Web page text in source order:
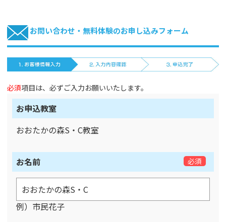
お問い合わせ・無料体験のお申し込みフォーム
必須項目は、必ずご入力お願いいたします。
お申込教室
おおたかの森S・C教室
お名前 必須
例）市民花子